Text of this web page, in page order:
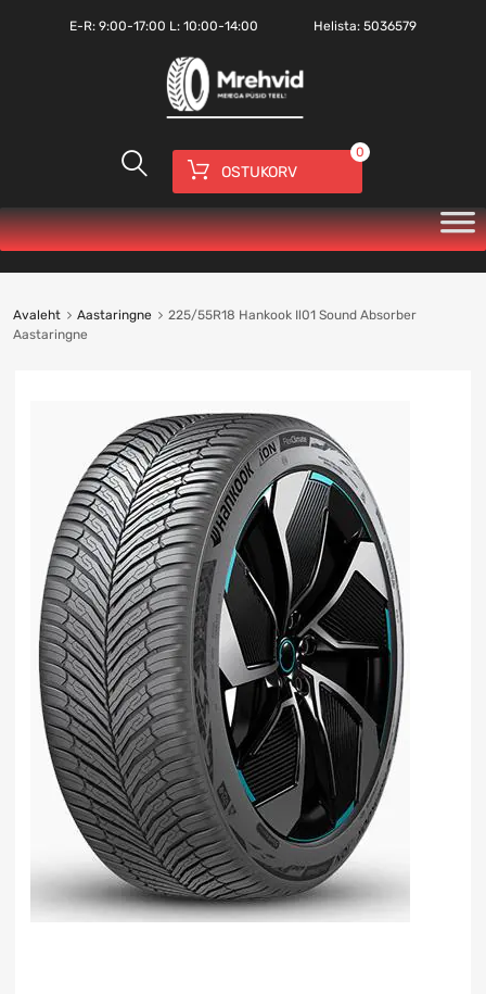
E-R: 9:00-17:00 L: 10:00-14:00 Helista:5036579
OSTUKORV
0
Avaleht Aastaringne
225/55R18 Hankook Il01 Sound Absorber
Aastaringne